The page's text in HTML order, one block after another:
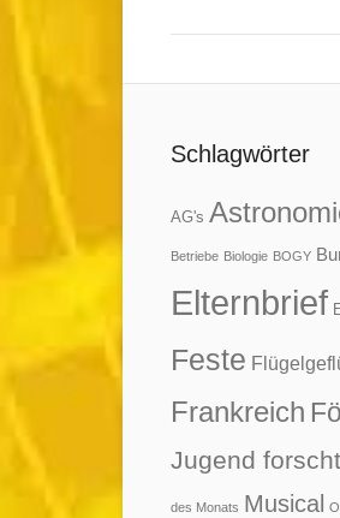
Schlagwörter
AG's
Betriebe Biologie BOGY
Elternbrief
Feste
Frankreich
Jugend forscht
des Monats Musical